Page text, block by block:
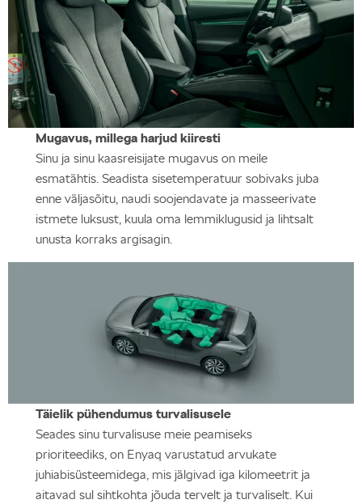
Mugavus, millega harjud kiiresti
Sinu ja sinu kaasreisijate mugavus on meile
esmatähtis. Seadista sisetemperatuur sobivaks juba
enne väljasõitu, naudi soojendavate ja masseerivate
istmete luksust, kuula oma lemmiklugusid ja lihtsalt
unusta korraks argisagin.
Täielik pühendumus turvalisusele
Seades sinu turvalisuse meie peamiseks
prioriteediks, on Enyaq varustatud arvukate
juhiabisüsteemidega, mis jälgivad iga kilomeetrit ja
aitavad sul sihtkohta jõuda tervelt ja turvaliselt. Kui